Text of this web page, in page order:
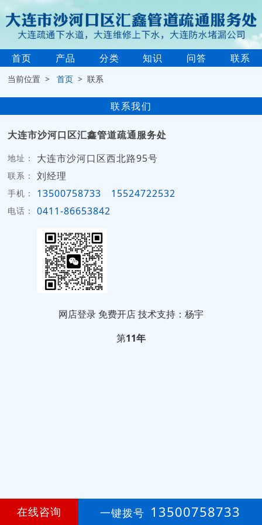
首页 产品 分类 知识 问答 联系
当前位置 >首页 > 联系
联系我们
大连市沙河口区汇鑫管道疏通服务处
地址： 大连市沙河口区西北路95号
联系： 刘经理
手机： 13500758733 15524722532
电话： 0411-86653842
网店登录 免费开店技术支持：杨宇
第11年
在线咨询 一键拨号 13500758733